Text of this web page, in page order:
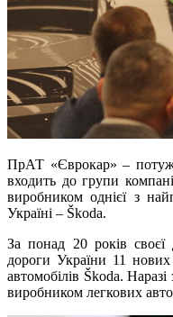
ПрАТ «Єврокар» –
входить до групи
виробником однієї з
Україні – Škoda.
За понад 20 років своєї
дороги України 11
автомобілів Škoda.
виробником легкових